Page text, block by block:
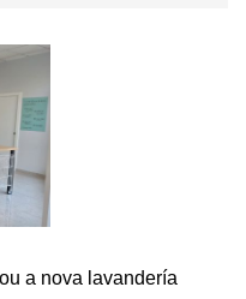
a nova lavandería